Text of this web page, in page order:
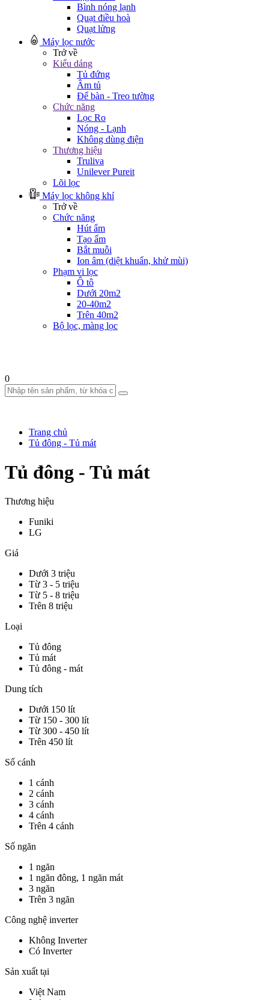
Bình nóng lạnh
Quạt điều hoà
Quạt lửng
Máy lọc nước
Trở về
Kiểu dáng
Tủ đứng
Âm tủ
Để bàn - Treo tường
Chức năng
Lọc Ro
Nóng - Lạnh
Không dùng điện
Thương hiệu
Truliva
Unilever Pureit
Lõi lọc
Máy lọc không khí
Trở về
Chức năng
Hút ẩm
Tạo ẩm
Bắt muỗi
Ion âm (diệt khuẩn, khử mùi)
Phạm vi lọc
Ô tô
Dưới 20m2
20-40m2
Trên 40m2
Bộ lọc, màng lọc
0
Trang chủ
Tủ đông - Tủ mát
Tủ đông - Tủ mát
Thương hiệu
Funiki
LG
Giá
Dưới 3 triệu
Từ 3 - 5 triệu
Từ 5 - 8 triệu
Trên 8 triệu
Loại
Tủ đông
Tủ mát
Tủ đông - mát
Dung tích
Dưới 150 lít
Từ 150 - 300 lít
Từ 300 - 450 lít
Trên 450 lít
Số cánh
1 cánh
2 cánh
3 cánh
4 cánh
Trên 4 cánh
Số ngăn
1 ngăn
1 ngăn đông, 1 ngăn mát
3 ngăn
Trên 3 ngăn
Công nghệ inverter
Không Inverter
Có Inverter
Sản xuất tại
Việt Nam